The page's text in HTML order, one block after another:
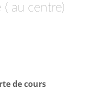
( au centre)
de cours